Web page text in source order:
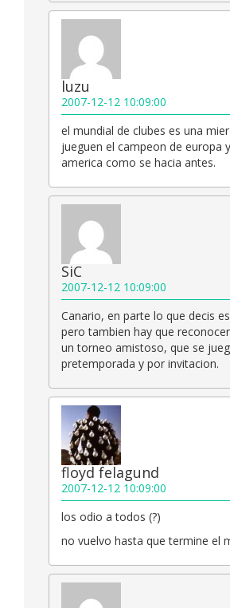
luzu
2007-12-12 10:09:00
el mundial de clubes es una
jueguen el campeon de europa
america como se hacia antes.
SiC
2007-12-12 10:09:00
Canario, en parte lo que decis
pero tambien hay que
un torneo amistoso, que se
pretemporada y por invitacion.
floyd felagund
2007-12-12 10:09:00
los odio a todos (?)
no vuelvo hasta que termine el